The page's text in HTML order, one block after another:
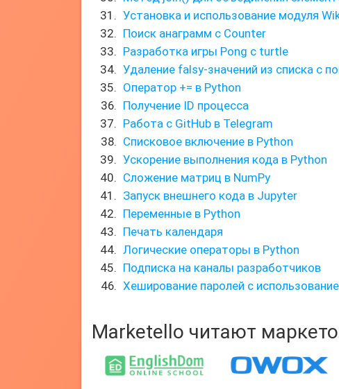
Установка и использование модуля
Поиск анаграмм с Counter
Разработка игры Pong с turtle
Удаление falsy-значений из списка с
Оператор += в Python
Получение ID процесса
Работа с GitHub в Telegram
Списковое включение в Python
Ускорение выполнения кода в Python
Сложение матриц в NumPy
Запуск внешнего кода в Jupyter
Переменные в Python
Печать календаря
Логические операторы в Python
Подписка на каналы разработчиков
Хеширование паролей с
Marketello читают